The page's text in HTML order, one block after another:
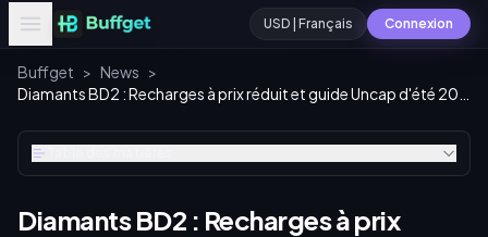
USD | Français Connexion
Buffget > News >
Diamants BD2 : Recharges à prix